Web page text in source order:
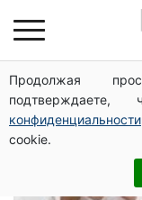
Продолжая
конфиденциальности
cookie.
медики